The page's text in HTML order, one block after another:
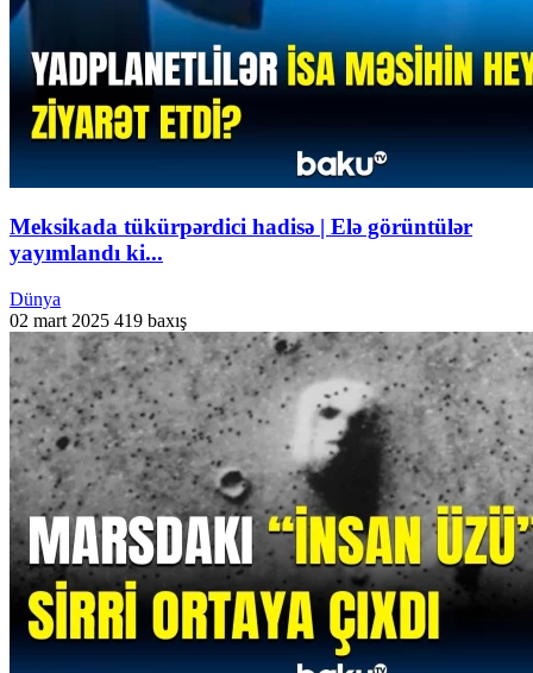
Meksikada tükürpərdici hadisə | Elə görüntülər
yayımlandı ki...
Dünya
02 mart 2025 419 baxış